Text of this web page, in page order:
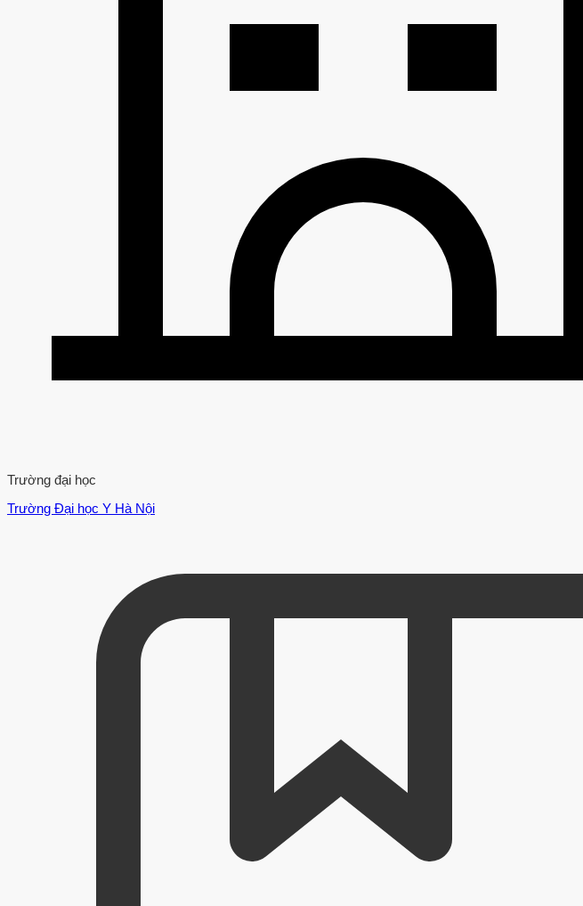
Trường đại học
Trường Đại học Y Hà Nội